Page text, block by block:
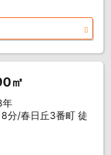
㎡
年
分/春日丘3番町 徒